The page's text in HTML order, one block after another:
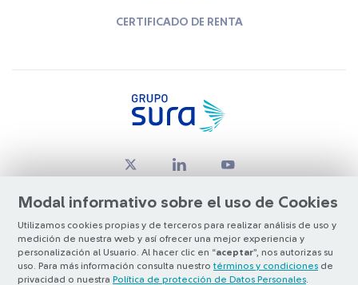
Modal informativo sobre el uso de Cookies
Utilizamos cookies propias y de terceros para realizar análisis de uso y
medición de nuestra web y así ofrecer una mejor experiencia y
personalización al Usuario. Al hacer clic en “aceptar”, nos autorizas su
uso. Para más información consulta nuestro términos y condiciones de
privacidad o nuestra Política de protección de Datos Personales
CERTIFICADO DE RENTA
© Copyright Grupo SURA 2026